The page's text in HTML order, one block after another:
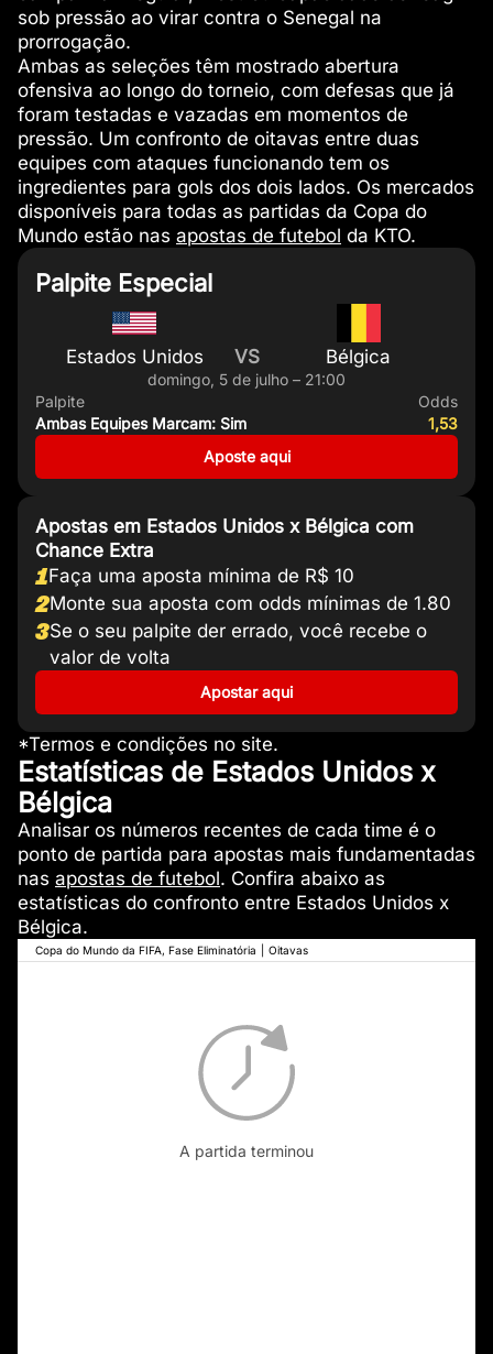
sob pressão ao virar contra o Senegal na
prorrogação.
Ambas as seleções têm mostrado abertura
ofensiva ao longo do torneio, com defesas que já
foram testadas e vazadas em momentos de
pressão. Um confronto de oitavas entre duas
equipes com ataques funcionando tem os
ingredientes para gols dos dois lados. Os mercados
disponíveis para todas as partidas da Copa do
Mundo estão nas apostas de futebol da KTO.
Palpite Especial
Estados Unidos VS Bélgica
domingo, 5 de julho – 21:00
Palpite
Ambas Equipes Marcam: Sim
Odds
1,53
Aposte aqui
Apostas em Estados Unidos x Bélgica com
Chance Extra
1Faça uma aposta mínima de R$ 10
2Monte sua aposta com odds mínimas de 1.80
3Se o seu palpite der errado, você recebe o
valor de volta
Apostar aqui
*Termos e condições no site.
Estatísticas de Estados Unidos x
Bélgica
Analisar os números recentes de cada time é o
ponto de partida para apostas mais fundamentadas
nas apostas de futebol. Confira abaixo as
estatísticas do confronto entre Estados Unidos x
Bélgica.
Copa do Mundo da FIFA, Fase Eliminatória Oitavas
A partida terminou